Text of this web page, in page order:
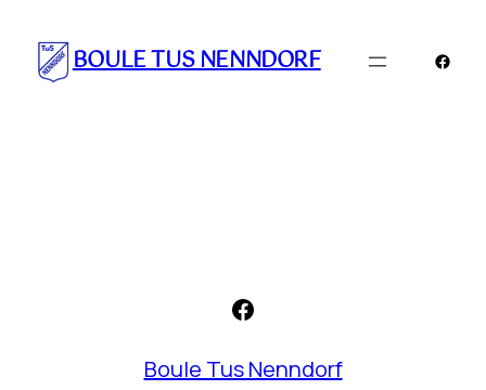
Inhalt
springenBOULE TUS NENNDORF
Facebook
Boule Tus Nenndorf